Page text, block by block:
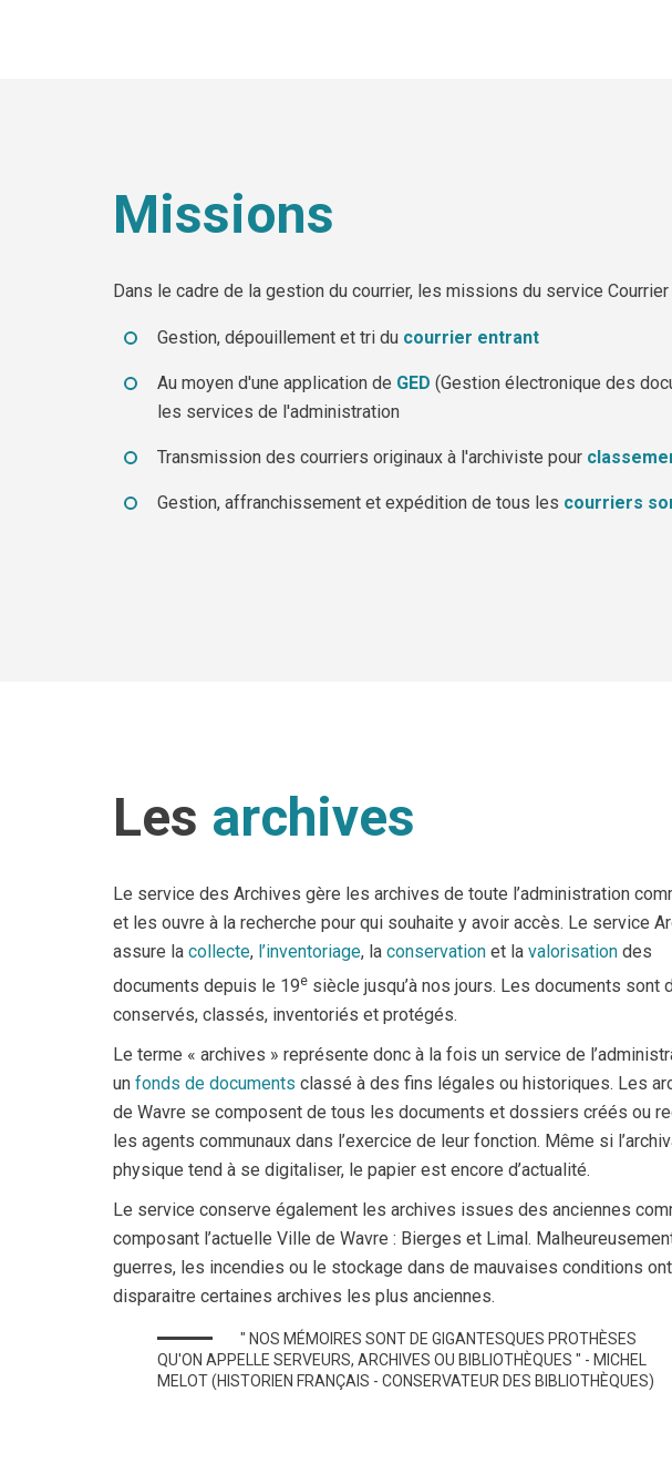
Missions
Dans le cadre de la gestion du courrier, les missions du service
Gestion, dépouillement et tri du courrier entrant
Au moyen d'une application de GED (Gestion électronique des
les services de l'administration
Transmission des courriers originaux à l'archiviste pour
Gestion, affranchissement et expédition de tous les courriers
Les archives
Le service des Archives gère les archives de toute l’administration
et les ouvre à la recherche pour qui souhaite y avoir accès. Le service
assure la collecte, l’inventoriage, la conservation et la valorisation des
documents depuis le 19e siècle jusqu’à nos jours. Les documents sont
conservés, classés, inventoriés et protégés.
Le terme « archives » représente donc à la fois un service de
un fonds de documents classé à des fins légales ou historiques. Les
de Wavre se composent de tous les documents et dossiers créés ou
les agents communaux dans l’exercice de leur fonction. Même si
physique tend à se digitaliser, le papier est encore d’actualité.
Le service conserve également les archives issues des anciennes
composant l’actuelle Ville de Wavre : Bierges et Limal.
guerres, les incendies ou le stockage dans de mauvaises conditions
disparaitre certaines archives les plus anciennes.
" NOS MÉMOIRES SONT DE GIGANTESQUES PROTHÈSES
QU'ON APPELLE SERVEURS, ARCHIVES OU BIBLIOTHÈQUES " - MICHEL
MELOT (HISTORIEN FRANÇAIS - CONSERVATEUR DES BIBLIOTHÈQUES)